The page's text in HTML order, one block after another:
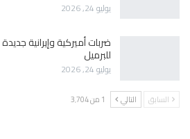
يوليو 24, 2026
ضربات أميركية وإيرانية
للبرميل
يوليو 24, 2026
السابق التالي 1 من 3٬704